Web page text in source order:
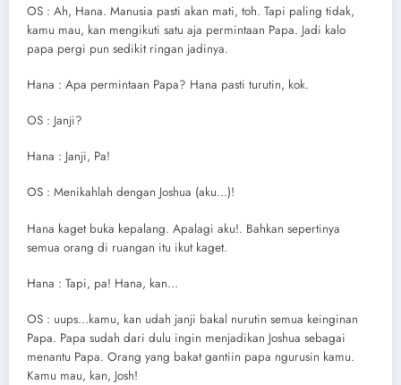
OS : Ah, Hana. Manusia pasti akan mati, toh. Tapi paling tidak,
kamu mau, kan mengikuti satu aja permintaan Papa. Jadi kalo
papa pergi pun sedikit ringan jadinya.
Hana : Apa permintaan Papa? Hana pasti turutin, kok.
OS : Janji?
Hana : Janji, Pa!
OS : Menikahlah dengan Joshua (aku…)!
Hana kaget buka kepalang. Apalagi aku!. Bahkan sepertinya
semua orang di ruangan itu ikut kaget.
Hana : Tapi, pa! Hana, kan…
OS : uups…kamu, kan udah janji bakal nurutin semua keinginan
Papa. Papa sudah dari dulu ingin menjadikan Joshua sebagai
menantu Papa. Orang yang bakat gantiin papa ngurusin kamu.
Kamu mau, kan, Josh!